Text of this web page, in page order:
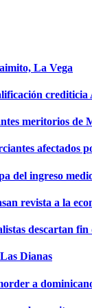
La Vega
meritorios
del ingreso
revista a la
descartan fin
Dianas
a